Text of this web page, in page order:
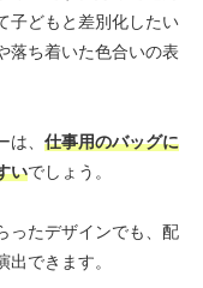
子どもと差別化したい
落ち着いた色合いの表
、 仕事用のバッグに
いでしょう。
ったデザインでも、配
できます。